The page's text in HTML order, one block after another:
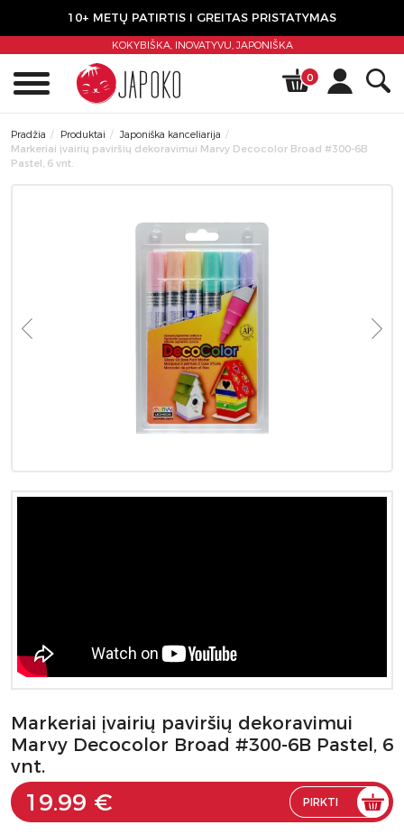
10+ METŲ PATIRTIS I GREITAS PRISTATYMAS
KOKYBIŠKA, INOVATYVU,JAPONIŠKA
0
Pradžia Produktai
Japoniška kanceliarija
Markeriai įvairių paviršių dekoravimui Marvy Decocolor Broad #300-6B
Pastel, 6 vnt.
Markeriai įvairių paviršių dekoravimui
Marvy Decocolor Broad #300-6B Pastel, 6
vnt.
19.99 € PIRKTI